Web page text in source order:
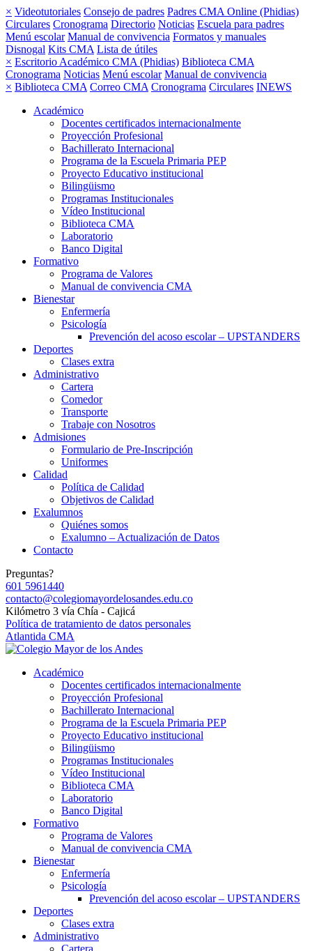
× Videotutoriales Consejo de padres Padres CMA Online (Phidias)
Circulares Cronograma Directorio Noticias Escuela para padres
Menú escolar Manual de convivencia Formatos y manuales
Disnogal Kits CMA Lista de útiles
× Escritorio Académico CMA (Phidias) Biblioteca CMA
Cronograma Noticias Menú escolar Manual de convivencia
× Biblioteca CMA Correo CMA Cronograma Circulares INEWS
Académico
Docentes certificados internacionalmente
Proyección Profesional
Bachillerato Internacional
Programa de la Escuela Primaria PEP
Proyecto Educativo institucional
Bilingüismo
Programas Institucionales
Vídeo Institucional
Biblioteca CMA
Laboratorio
Banco Digital
Formativo
Programa de Valores
Manual de convivencia CMA
Bienestar
Enfermería
Psicología
Prevención del acoso escolar – UPSTANDERS
Deportes
Clases extra
Administrativo
Cartera
Comedor
Transporte
Trabaje con Nosotros
Admisiones
Formulario de Pre-Inscripción
Uniformes
Calidad
Política de Calidad
Objetivos de Calidad
Exalumnos
Quiénes somos
Exalumno – Actualización de Datos
Contacto
Preguntas?
601 5961440
contacto@colegiomayordelosandes.edu.co
Kilómetro 3 vía Chía - Cajicá
Política de tratamiento de datos personales
Atlantida CMA
Académico
Docentes certificados internacionalmente
Proyección Profesional
Bachillerato Internacional
Programa de la Escuela Primaria PEP
Proyecto Educativo institucional
Bilingüismo
Programas Institucionales
Vídeo Institucional
Biblioteca CMA
Laboratorio
Banco Digital
Formativo
Programa de Valores
Manual de convivencia CMA
Bienestar
Enfermería
Psicología
Prevención del acoso escolar – UPSTANDERS
Deportes
Clases extra
Administrativo
Cartera